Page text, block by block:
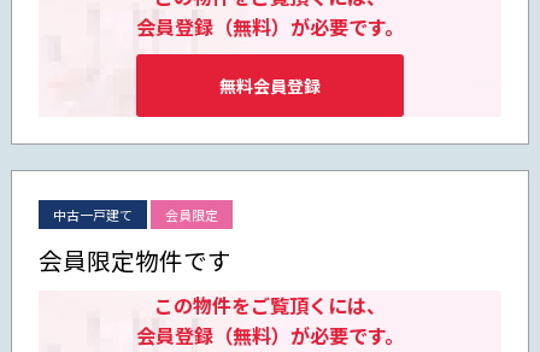
会員登録（無料）が必要です。
無料会員登録
中古一戸建て 会員限定
会員限定物件です
この物件をご覧頂くには、
会員登録（無料）が必要です。